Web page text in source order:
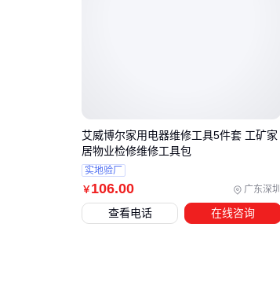
￥ 106.00 广东深圳
艾威博尔家用电器维修工具5件套 工矿家
居物业检修维修工具包
实地验厂
查看电话 在线咨询